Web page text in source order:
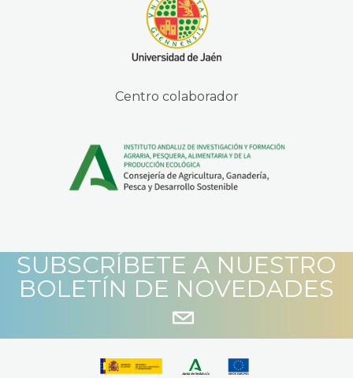
Centro colaborador
SUBSCRÍBETE A NUESTRO
BOLETÍN DE NOVEDADES